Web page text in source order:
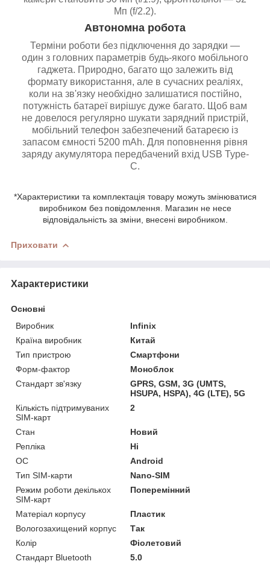
Мп (f/2.2).
Автономна робота
Терміни роботи без підключення до зарядки —
один з головних параметрів будь-якого мобільного
гаджета. Природно, багато що залежить від
формату використання, але в сучасних реаліях,
коли на зв'язку необхідно залишатися постійно,
потужність батареї вирішує дуже багато. Щоб вам
не довелося регулярно шукати зарядний пристрій,
мобільний телефон забезпечений батареєю із
запасом ємності 5200 mAh. Для поповнення рівня
заряду акумулятора передбачений вхід USB Type-
C.
*Характеристики та комплектація товару можуть змінюватися
виробником без повідомлення. Магазин не несе
відповідальність за зміни, внесені виробником.
Приховати
Характеристики
Основні
Виробник
Infinix
Країна виробник
Китай
Тип пристрою
Смартфони
Форм-фактор
Моноблок
Стандарт зв'язку
GPRS, GSM, 3G (UMTS,
HSUPA, HSPA), 4G (LTE), 5G
Кількість підтримуваних
SIM-карт
2
Стан
Новий
Репліка
Ні
ОС
Android
Тип SIM-карти
Nano-SIM
Режим роботи декількох
SIM-карт
Поперемінний
Матеріал корпусу
Пластик
Вологозахищений корпус
Так
Колір
Фіолетовий
Стандарт Bluetooth
5.0